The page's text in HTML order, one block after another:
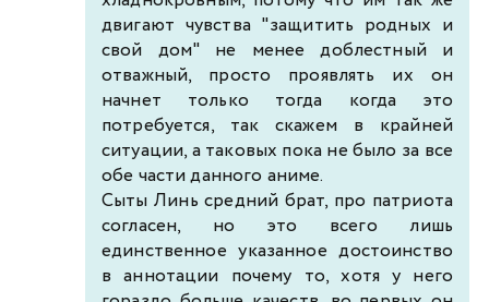
двигают чувства "защитить родных и
свой дом" не менее доблестный и
отважный, просто проявлять их он
начнет только тогда когда это
потребуется, так скажем в крайней
ситуации, а таковых пока не было за все
обе части данного аниме.
Сыты Линь средний брат, про патриота
согласен, но это всего лишь
единственное указанное достоинство
в аннотации почему то, хотя у него